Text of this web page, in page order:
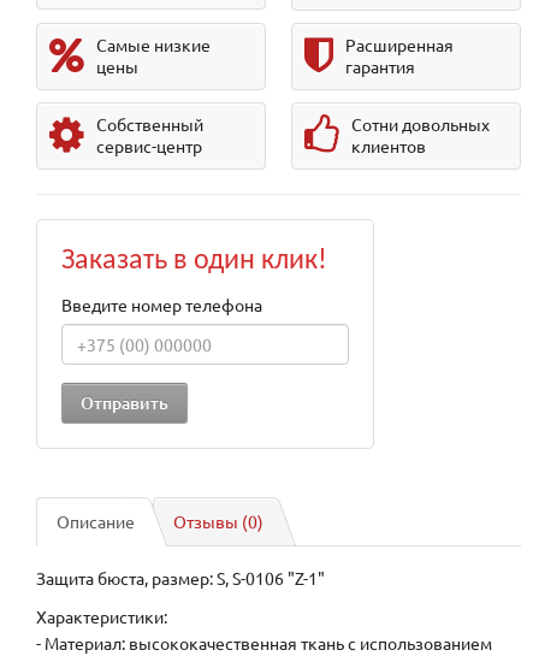
Самые низкие
цены
Расширенная
гарантия
Собственный
сервис-центр
Сотни довольных
клиентов
Заказать в один клик!
Введите номер телефона
Описание Отзывы (0)
Защита бюста, размер: S, S-0106 "Z-1"
Характеристики:
- Материал: высококачественная ткань с использованием